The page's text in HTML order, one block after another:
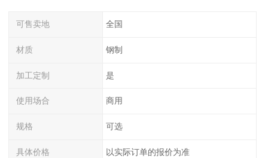
可售卖地 全国
材质 钢制
加工定制 是
使用场合 商用
规格 可选
具体价格 以实际订单的报价为准